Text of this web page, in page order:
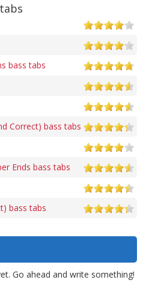
bass tabs
Correct) bass tabs
Ends bass tabs
bass tabs
Go ahead and write something!